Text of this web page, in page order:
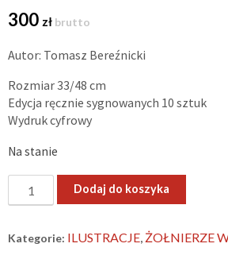
300 zł brutto
Autor: Tomasz Bereźnicki
Rozmiar 33/48 cm
Edycja ręcznie sygnowanych 10 sztuk
Wydruk cyfrowy
Na stanie
Narodowy
pamięci
Dodaj do koszyka
Kategorie: ILUSTRACJE, ŻOŁNIERZE